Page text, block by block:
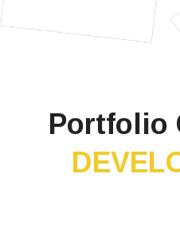
Portfolio